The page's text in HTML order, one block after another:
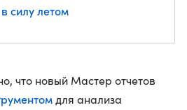
в силу летом
что новый Мастер отчетов
для анализа